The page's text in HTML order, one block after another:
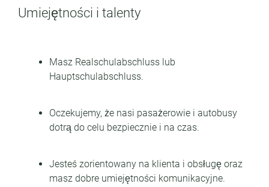
Umiejętności i talenty
Masz Realschulabschluss lub
Hauptschulabschluss.
Oczekujemy, że nasi pasażerowie i autobusy
dotrą do celu bezpiecznie i na czas.
Jesteś zorientowany na klienta i obsługę oraz
masz dobre umiejętności komunikacyjne.